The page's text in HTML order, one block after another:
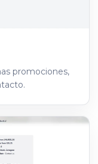
promociones,